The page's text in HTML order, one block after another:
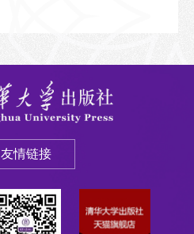
友情链接